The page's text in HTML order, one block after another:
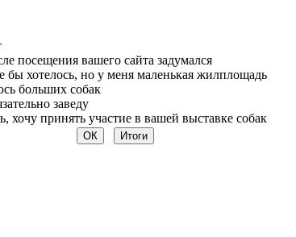
посещения вашего сайта задумался
бы хотелось, но у меня маленькая жилплощадь
больших собак
заведу
хочу принять участие в вашей выставке собак